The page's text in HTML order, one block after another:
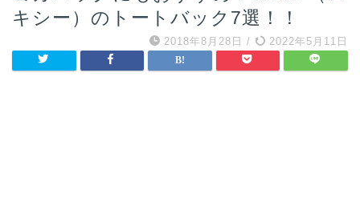
キシー）のトートバック7選！！
2018年8月28日 / 2022年5月11日